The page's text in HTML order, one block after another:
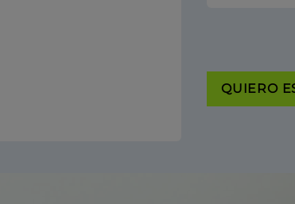
QUIERO